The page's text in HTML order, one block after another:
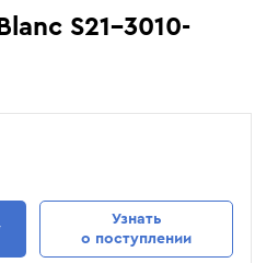
S21-3010-
Узнать
о поступлении